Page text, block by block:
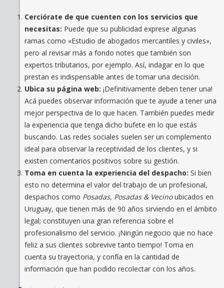
Cerciórate de que cuenten con los servicios que
necesitas: Puede que su publicidad exprese algunas
ramas como «Estudio de abogados mercantiles y civiles»,
pero al revisar más a fondo notes que también son
expertos tributarios, por ejemplo. Así, indagar en lo que
prestan es indispensable antes de tomar una decisión.
Ubica su página web: ¡Definitivamente deben tener una!
Acá puedes observar información que te ayude a tener una
mejor perspectiva de lo que hacen. También puedes medir
la experiencia que tenga dicho bufete en lo que estás
buscando. Las redes sociales suelen ser un complemento
ideal para observar la receptividad de los clientes, y si
existen comentarios positivos sobre su gestión.
Toma en cuenta la experiencia del despacho: Si bien
esto no determina el valor del trabajo de un profesional,
despachos como Posadas, Posadas & Vecinoubicados en
Uruguay, que tienen más de 90 años sirviendo en el ámbito
legal; constituyen una gran referencia sobre el
profesionalismo del servicio. ¡Ningún negocio que no hace
feliz a sus clientes sobrevive tanto tiempo! Toma en
cuenta su trayectoria, y confía en la cantidad de
información que han podido recolectar con los años.